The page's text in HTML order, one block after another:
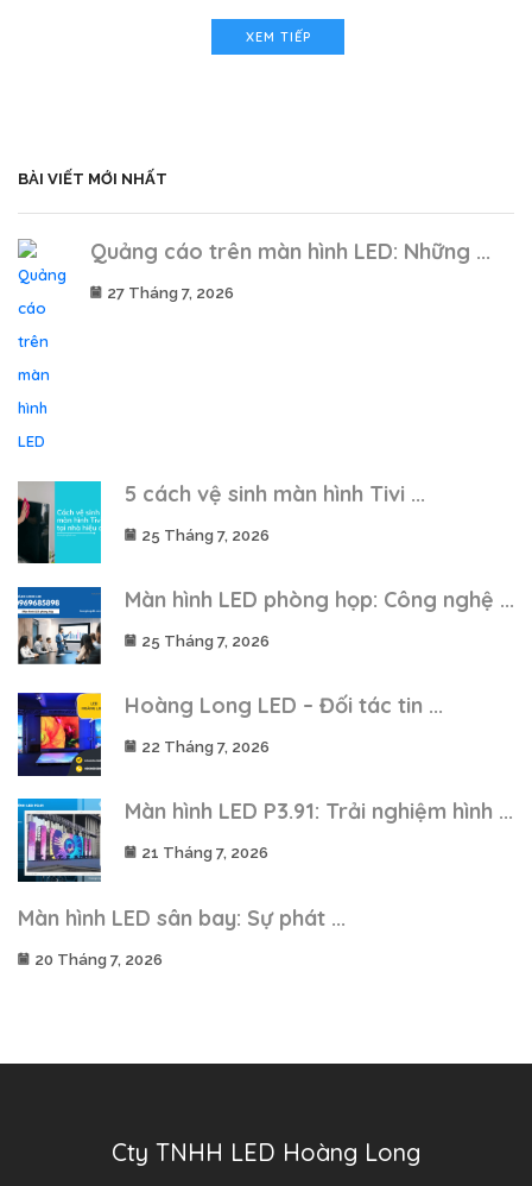
XEM TIẾP
BÀI VIẾT MỚI NHẤT
Quảng cáo trên màn hình LED: Những ...
27 Tháng 7, 2026
5 cách vệ sinh màn hình Tivi ...
25 Tháng 7, 2026
Màn hình LED phòng họp: Công nghệ ...
25 Tháng 7, 2026
Hoàng Long LED – Đối tác tin ...
22 Tháng 7, 2026
Màn hình LED P3.91: Trải nghiệm hình ...
21 Tháng 7, 2026
Màn hình LED sân bay: Sự phát ...
20 Tháng 7, 2026
Cty TNHH LED Hoàng Long